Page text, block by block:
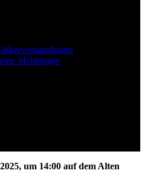
Meldungen
um 14:00 auf dem Alten